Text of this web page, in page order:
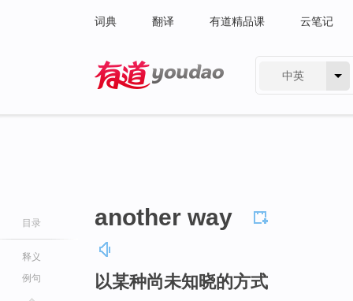
词典 翻译 有道精品课 云笔记
中英
目录
释义
例句
another way
以某种尚未知晓的方式